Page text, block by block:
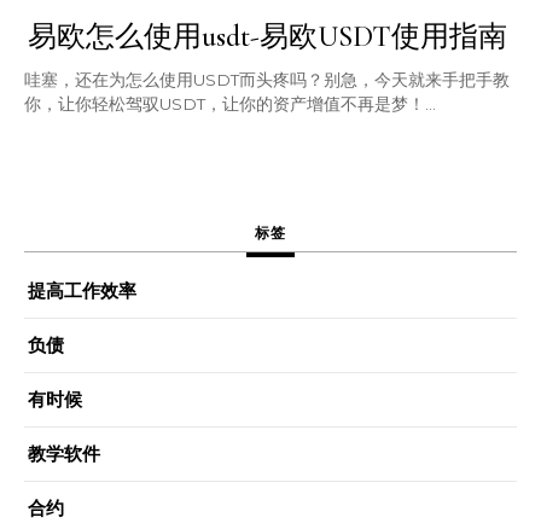
易欧怎么使用usdt-易欧USDT使用指南
哇塞，还在为怎么使用USDT而头疼吗？别急，今天就来手把手教
你，让你轻松驾驭USDT，让你的资产增值不再是梦！...
标签
提高工作效率
负债
有时候
教学软件
合约